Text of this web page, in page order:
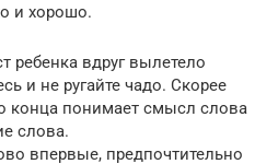
и хорошо.
ребенка вдруг вылетело
и не ругайте чадо. Скорее
конца понимает смысл слова
слова.
впервые, предпочтительно